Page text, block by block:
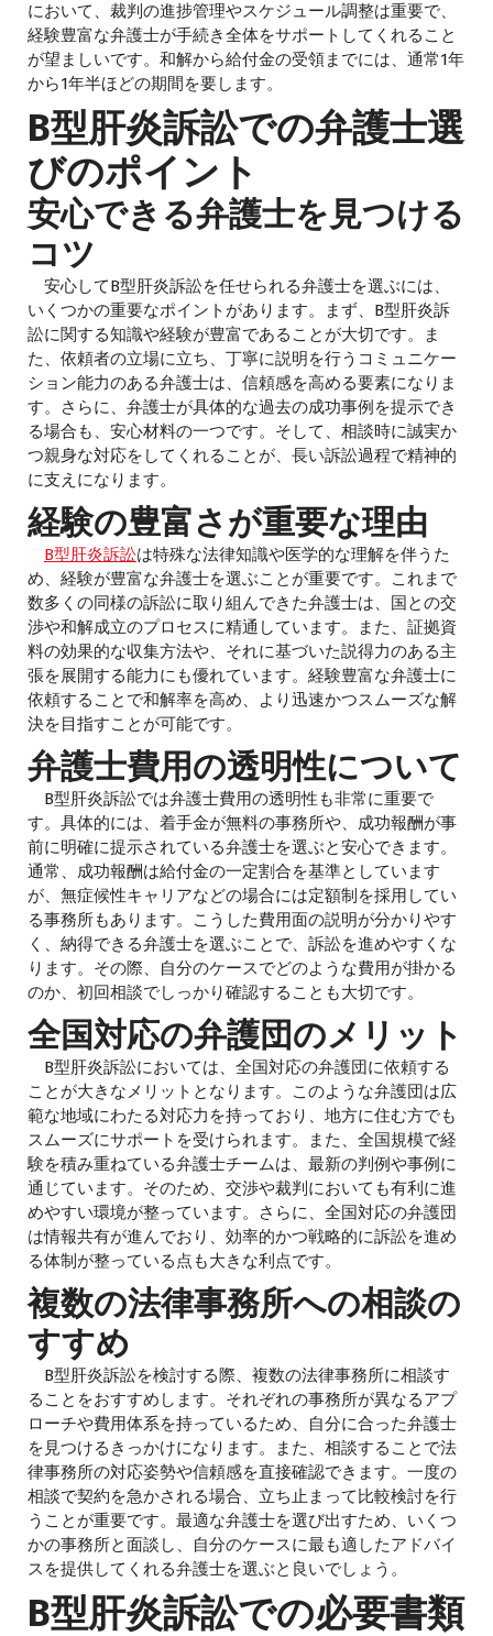
において、裁判の進捗管理やスケジュール調整は重要で、
経験豊富な弁護士が手続き全体をサポートしてくれること
が望ましいです。和解から給付金の受領までには、通常1年
から1年半ほどの期間を要します。
B型肝炎訴訟での弁護士選
びのポイント
安心できる弁護士を見つける
コツ
安心してB型肝炎訴訟を任せられる弁護士を選ぶには、
いくつかの重要なポイントがあります。まず、B型肝炎訴
訟に関する知識や経験が豊富であることが大切です。ま
た、依頼者の立場に立ち、丁寧に説明を行うコミュニケー
ション能力のある弁護士は、信頼感を高める要素になりま
す。さらに、弁護士が具体的な過去の成功事例を提示でき
る場合も、安心材料の一つです。そして、相談時に誠実か
つ親身な対応をしてくれることが、長い訴訟過程で精神的
に支えになります。
経験の豊富さが重要な理由
B型肝炎訴訟は特殊な法律知識や医学的な理解を伴うた
め、経験が豊富な弁護士を選ぶことが重要です。これまで
数多くの同様の訴訟に取り組んできた弁護士は、国との交
渉や和解成立のプロセスに精通しています。また、証拠資
料の効果的な収集方法や、それに基づいた説得力のある主
張を展開する能力にも優れています。経験豊富な弁護士に
依頼することで和解率を高め、より迅速かつスムーズな解
決を目指すことが可能です。
弁護士費用の透明性について
B型肝炎訴訟では弁護士費用の透明性も非常に重要で
す。具体的には、着手金が無料の事務所や、成功報酬が事
前に明確に提示されている弁護士を選ぶと安心できます。
通常、成功報酬は給付金の一定割合を基準としています
が、無症候性キャリアなどの場合には定額制を採用してい
る事務所もあります。こうした費用面の説明が分かりやす
く、納得できる弁護士を選ぶことで、訴訟を進めやすくな
ります。その際、自分のケースでどのような費用が掛かる
のか、初回相談でしっかり確認することも大切です。
全国対応の弁護団のメリット
B型肝炎訴訟においては、全国対応の弁護団に依頼する
ことが大きなメリットとなります。このような弁護団は広
範な地域にわたる対応力を持っており、地方に住む方でも
スムーズにサポートを受けられます。また、全国規模で経
験を積み重ねている弁護士チームは、最新の判例や事例に
通じています。そのため、交渉や裁判においても有利に進
めやすい環境が整っています。さらに、全国対応の弁護団
は情報共有が進んでおり、効率的かつ戦略的に訴訟を進め
る体制が整っている点も大きな利点です。
複数の法律事務所への相談の
すすめ
B型肝炎訴訟を検討する際、複数の法律事務所に相談す
ることをおすすめします。それぞれの事務所が異なるアプ
ローチや費用体系を持っているため、自分に合った弁護士
を見つけるきっかけになります。また、相談することで法
律事務所の対応姿勢や信頼感を直接確認できます。一度の
相談で契約を急かされる場合、立ち止まって比較検討を行
うことが重要です。最適な弁護士を選び出すため、いくつ
かの事務所と面談し、自分のケースに最も適したアドバイ
スを提供してくれる弁護士を選ぶと良いでしょう。
B型肝炎訴訟での必要書類